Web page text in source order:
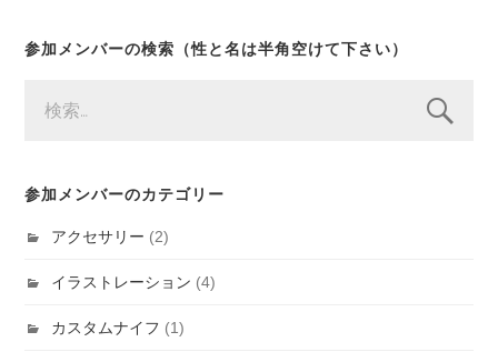
参加メンバーの検索（性と名は半角空けて下さい）
索:
参加メンバーのカテゴリー
アクセサリー (2)
イラストレーション (4)
カスタムナイフ (1)